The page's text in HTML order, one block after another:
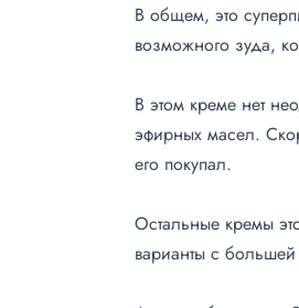
В общем, это
возможного зуда,
В этом креме нет
эфирных масел.
его покупал.
Остальные кремы
варианты с